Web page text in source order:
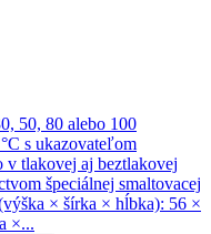
50, 80 alebo 100
s ukazovateľom
v tlakovej aj beztlakovej
špeciálnej smaltovacej
× šírka × hĺbka): 56 ×
×...